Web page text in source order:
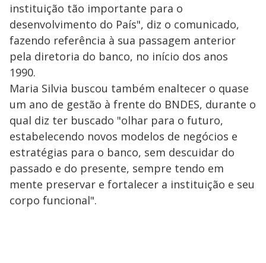
instituição tão importante para o
desenvolvimento do País", diz o comunicado,
fazendo referência à sua passagem anterior
pela diretoria do banco, no início dos anos
1990.
Maria Silvia buscou também enaltecer o quase
um ano de gestão à frente do BNDES, durante o
qual diz ter buscado "olhar para o futuro,
estabelecendo novos modelos de negócios e
estratégias para o banco, sem descuidar do
passado e do presente, sempre tendo em
mente preservar e fortalecer a instituição e seu
corpo funcional".